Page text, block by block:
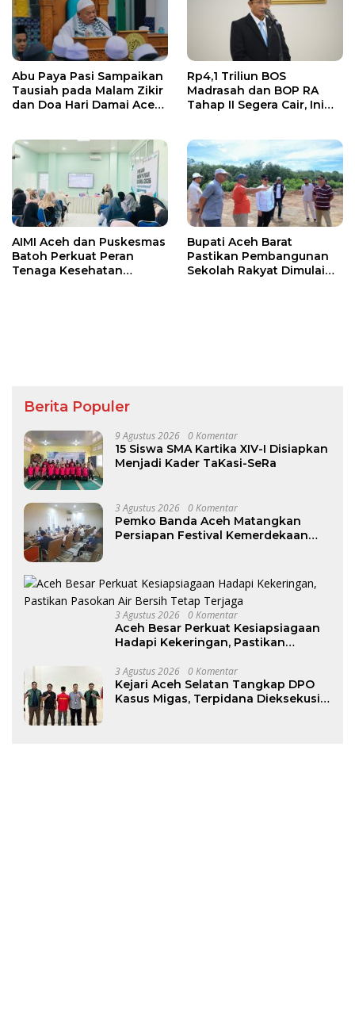
Abu Paya Pasi Sampaikan
Tausiah pada Malam Zikir
dan Doa Hari Damai Aceh
Rp4,1 Triliun BOS
Madrasah dan BOP RA
Tahap II Segera Cair, Ini
AIMI Aceh dan Puskesmas
Batoh Perkuat Peran
Tenaga Kesehatan
Bupati Aceh Barat
Pastikan Pembangunan
Sekolah Rakyat Dimulai
Berita Populer
9 Agustus 2026 0 Komentar
15 Siswa SMA Kartika XIV-I Disiapkan
Menjadi Kader TaKasi-SeRa
3 Agustus 2026 0 Komentar
Pemko Banda Aceh Matangkan
Persiapan Festival Kemerdekaan
3 Agustus 2026 0 Komentar
Aceh Besar Perkuat Kesiapsiagaan
Hadapi Kekeringan, Pastikan
3 Agustus 2026 0 Komentar
Kejari Aceh Selatan Tangkap DPO
Kasus Migas, Terpidana Dieksekusi